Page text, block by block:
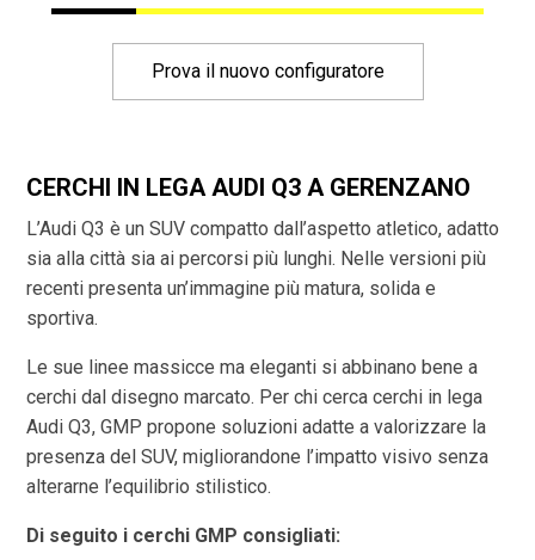
Prova il nuovo configuratore
CERCHI IN LEGA AUDI Q3 A GERENZANO
L’Audi Q3 è un SUV compatto dall’aspetto atletico, adatto
sia alla città sia ai percorsi più lunghi. Nelle versioni più
recenti presenta un’immagine più matura, solida e
sportiva.
Le sue linee massicce ma eleganti si abbinano bene a
cerchi dal disegno marcato. Per chi cerca cerchi in lega
Audi Q3, GMP propone soluzioni adatte a valorizzare la
presenza del SUV, migliorandone l’impatto visivo senza
alterarne l’equilibrio stilistico.
Di seguito i cerchi GMP consigliati: